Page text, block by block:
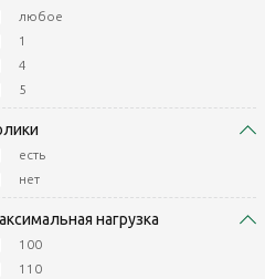
любое
1
4
5
есть
нет
нагрузка
100
110